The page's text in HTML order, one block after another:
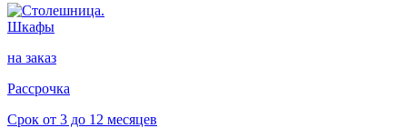
Шкафы
на заказ
Рассрочка
Срок от 3 до 12 месяцев